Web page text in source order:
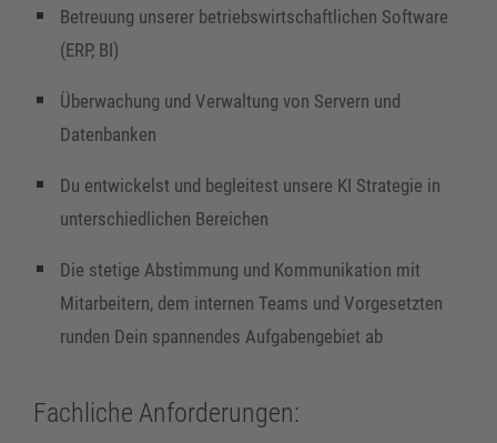
Betreuung unserer betriebswirtschaftlichen Software
(ERP, BI)
Überwachung und Verwaltung von Servern und
Datenbanken
Du entwickelst und begleitest unsere KI Strategie in
unterschiedlichen Bereichen
Die stetige Abstimmung und Kommunikation mit
Mitarbeitern, dem internen Teams und Vorgesetzten
runden Dein spannendes Aufgabengebiet ab
Fachliche Anforderungen: